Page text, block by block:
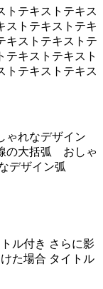
トテキストテキス
ストテキストテキ
キストテキストテ
テキストテキスト
トテキストテキス
ゃれなデザイン
の大括弧 おしゃ
デザイン弧
ル付き さらに影
た場合 タイトル